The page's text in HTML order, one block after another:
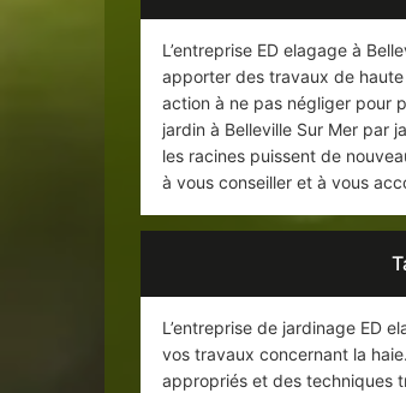
L’entreprise ED elagage à
apporter des travaux de
action à ne pas négliger pour
jardin à Belleville Sur Mer par
les racines puissent de
à vous conseiller et à vous
L’entreprise de jardinage ED
vos travaux concernant la
appropriés et des techniques